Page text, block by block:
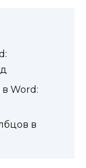
Word:
в